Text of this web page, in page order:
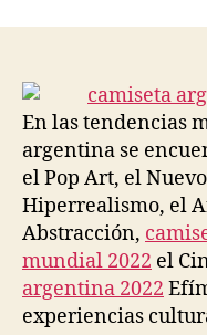
En las tendencias
argentina se
el Pop Art, el
Hiperrealismo, el
Abstracción,
mundial 2022 el
argentina 2022
experiencias